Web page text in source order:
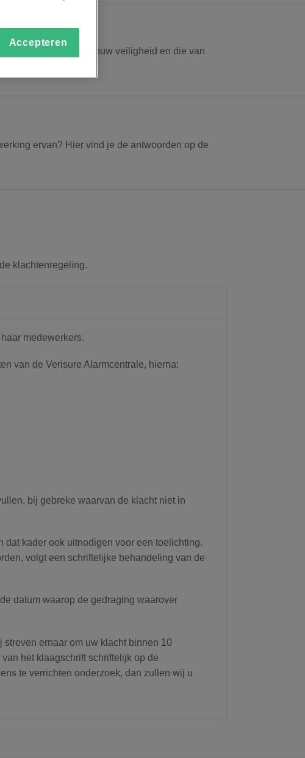
tips kun je jouw veiligheid en die van
ervan? Hier vind je de antwoorden op de
klachtenregeling.
medewerkers.
van de Verisure Alarmcentrale, hierna:
bij gebreke waarvan de klacht niet in
kader ook uitnodigen voor een toelichting.
volgt een schriftelijke behandeling van de
datum waarop de gedraging waarover
ernaar om uw klacht binnen 10
het klaagschrift schriftelijk op de
te verrichten onderzoek, dan zullen wij u
Accepteren